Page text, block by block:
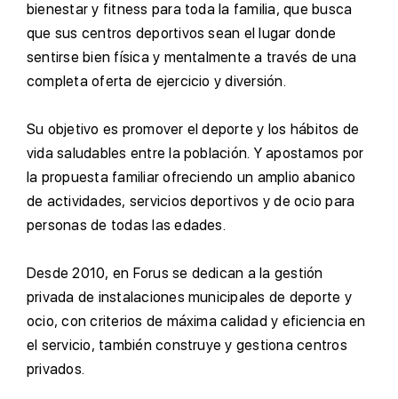
bienestar y fitness para toda la familia, que busca
que sus centros deportivos sean el lugar donde
sentirse bien física y mentalmente a través de una
completa oferta de ejercicio y diversión.
Su objetivo es promover el deporte y los hábitos de
vida saludables entre la población. Y apostamos por
la propuesta familiar ofreciendo un amplio abanico
de actividades, servicios deportivos y de ocio para
personas de todas las edades.
Desde 2010, en Forus se dedican a la gestión
privada de instalaciones municipales de deporte y
ocio, con criterios de máxima calidad y eficiencia en
el servicio, también construye y gestiona centros
privados.